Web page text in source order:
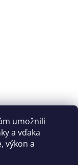
umožnili
a vďaka
výkon a